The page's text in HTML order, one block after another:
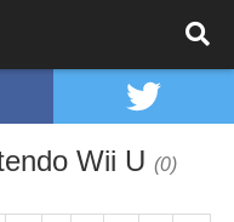
Wii U (0)